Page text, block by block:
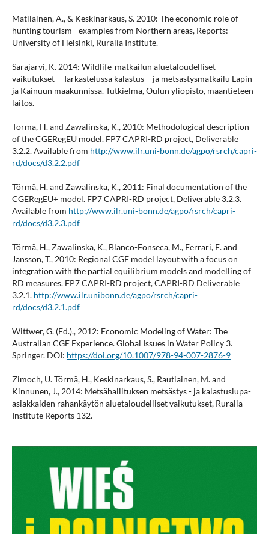
Matilainen, A., & Keskinarkaus, S. 2010: The economic role of
hunting tourism - examples from Northern areas, Reports:
University of Helsinki, Ruralia Institute.
Sarajärvi, K. 2014: Wildlife-matkailun aluetaloudelliset
vaikutukset – Tarkastelussa kalastus – ja metsästysmatkailu Lapin
ja Kainuun maakunnissa. Tutkielma, Oulun yliopisto, maantieteen
laitos.
Törmä, H. and Zawalinska, K., 2010: Methodological description
of the CGERegEU model. FP7 CAPRI-RD project, Deliverable
3.2.2. Available from http://www.ilr.uni-bonn.de/agpo/rsrch/capri-
rd/docs/d3.2.2.pdf
Törmä, H. and Zawalinska, K., 2011: Final documentation of the
CGERegEU+ model. FP7 CAPRI-RD project, Deliverable 3.2.3.
Available from http://www.ilr.uni-bonn.de/agpo/rsrch/capri-
rd/docs/d3.2.3.pdf
Törmä, H., Zawalinska, K., Blanco-Fonseca, M., Ferrari, E. and
Jansson, T., 2010: Regional CGE model layout with a focus on
integration with the partial equilibrium models and modelling of
RD measures. FP7 CAPRI-RD project, CAPRI-RD Deliverable
3.2.1. http://www.ilr.unibonn.de/agpo/rsrch/capri-
rd/docs/d3.2.1.pdf
Wittwer, G. (Ed.)., 2012: Economic Modeling of Water: The
Australian CGE Experience. Global Issues in Water Policy 3.
Springer. DOI: https://doi.org/10.1007/978-94-007-2876-9
Zimoch, U. Törmä, H., Keskinarkaus, S., Rautiainen, M. and
Kinnunen, J., 2014: Metsähallituksen metsästys - ja kalastuslupa-
asiakkaiden rahankäytön aluetaloudelliset vaikutukset, Ruralia
Institute Reports 132.